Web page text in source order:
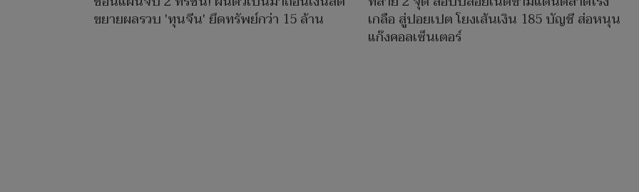
ขยายผลรวบ 'ทุนจีน' ยึดทรัพย์กว่า 15 ล้าน
เกลือ สู่ปอยเปต โยงเส้นเงิน 185 บัญชี ส่อหนุน
แก๊งคอลเซ็นเตอร์